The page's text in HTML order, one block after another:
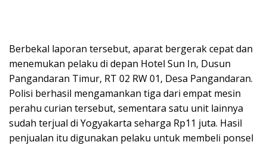
Berbekal laporan tersebut, aparat bergerak cepat dan
menemukan pelaku di depan Hotel Sun In, Dusun
Pangandaran Timur, RT 02 RW 01, Desa Pangandaran.
Polisi berhasil mengamankan tiga dari empat mesin
perahu curian tersebut, sementara satu unit lainnya
sudah terjual di Yogyakarta seharga Rp11 juta. Hasil
penjualan itu digunakan pelaku untuk membeli ponsel